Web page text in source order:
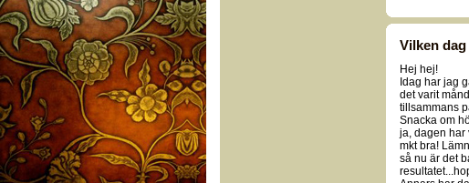
Vilken
Hej hej!
Idag har jag
det varit
tillsammans
Snacka om
ja, dagen har
mkt bra!
så nu är det